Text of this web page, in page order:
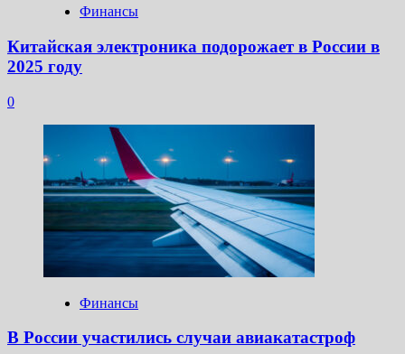
Финансы
Китайская электроника подорожает в России в
2025 году
0
Финансы
В России участились случаи авиакатастроф